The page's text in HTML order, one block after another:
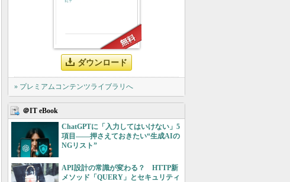
ダウンロード
» プレミアムコンテンツライブラリへ
＠IT eBook
ChatGPTに「入力してはいけない」5
項目――押さえておきたい“生成AIの
NGリスト”
API設計の常識が変わる？ HTTP新
メソッド「QUERY」とセキュリティ